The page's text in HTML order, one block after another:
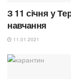
З 11 січня у
навчання
11.01.2021